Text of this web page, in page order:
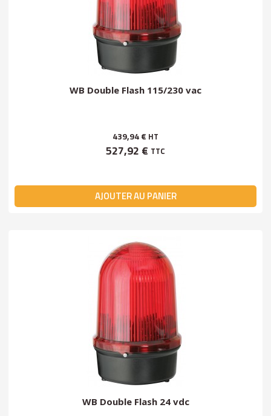
WB Double Flash 115/230 vac
439,94 € HT
527,92 € TTC
AJOUTER AU PANIER
WB Double Flash 24 vdc